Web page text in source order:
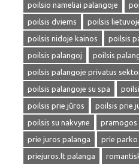
poilsio nameliai palangoje
poilsis dviems
poilsis
poilsis nidoje kainos
poilsis
poilsis palangoj
poilsis
poilsis palangoje privatus
poilsis palangoje su spa
poilsis prie jūros
poilsis prie
poilsis su nakvyne
pramogos
prie juros palanga
prie parko
priejuros.lt palanga